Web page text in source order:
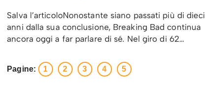
Salva l’articoloNonostante siano passati più di dieci
anni dalla sua conclusione, Breaking Bad continua
ancora oggi a far parlare di sé. Nel giro di 62…
Pagine: 1 2 3 4 5